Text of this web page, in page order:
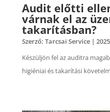
Audit előtti
várnak el az
takarításban?
Szerző: Tarcsai Service|
Készüljön fel az auditra
higiéniai és takarítási